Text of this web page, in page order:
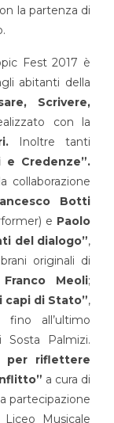
la partenza di
Fest 2017 è
abitanti della
Scrivere,
con la
Inoltre tanti
e Credenze”.
collaborazione
Botti
e Paolo
del dialogo”,
originali di
Franco Meoli;
di Stato”,
all’ultimo
Sosta Palmizi.
per riflettere
a cura di
partecipazione
Liceo Musicale